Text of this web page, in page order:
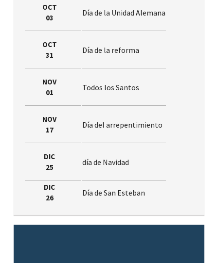
OCT
03
Día de la Unidad Alemana
OCT
31
Día de la reforma
NOV
01
Todos los Santos
NOV
17
Día del arrepentimiento
DIC
25
día de Navidad
DIC
26
Día de San Esteban